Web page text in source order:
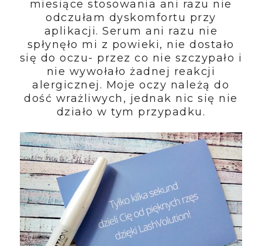
miesiące stosowania ani razu nie
odczułam dyskomfortu przy
aplikacji. Serum ani razu nie
spłynęło mi z powieki, nie dostało
się do oczu- przez co nie szczypało i
nie wywołało żadnej reakcji
alergicznej. Moje oczy należą do
dość wrażliwych, jednak nic się nie
działo w tym przypadku.